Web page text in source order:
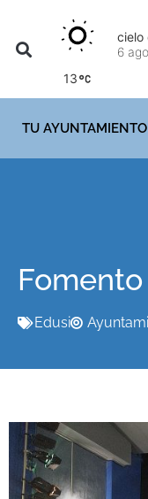
13
cielo
6
TU AYUNTAMIENTO
Edusi